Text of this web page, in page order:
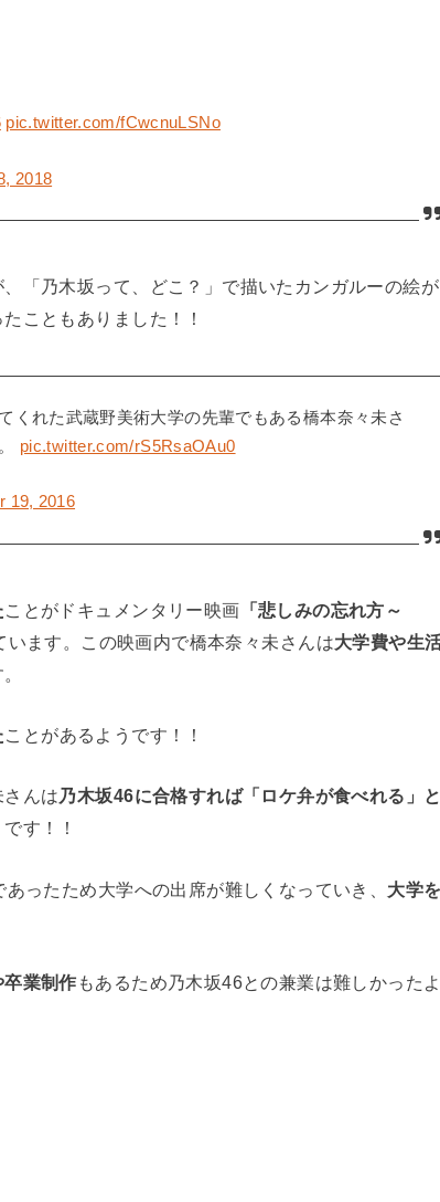
pic.twitter.com/fCwcnuLSNo
2018
「乃木坂って、どこ？」で描いたカンガルーの絵が
こともありました！！
くれた武蔵野美術大学の先輩でもある橋本奈々未さ
pic.twitter.com/rS5RsaOAu0
19, 2016
ことがドキュメンタリー映画 「悲しみの忘れ方～
います。この映画内で橋本奈々未さんは大学費や生
ことがあるようです！！
んは乃木坂46に合格すれば「ロケ弁が食べれる」と
す！！
ったため大学への出席が難しくなっていき、 大学を
業制作 もあるため乃木坂46との兼業は難しかったよ